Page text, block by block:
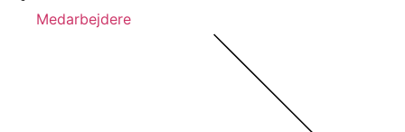
Medarbejdere